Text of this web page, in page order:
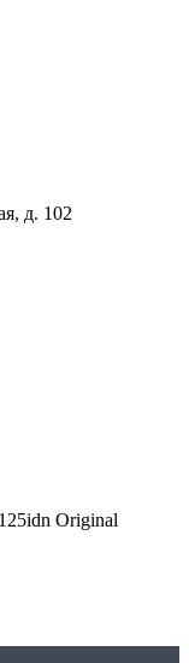
д. 102